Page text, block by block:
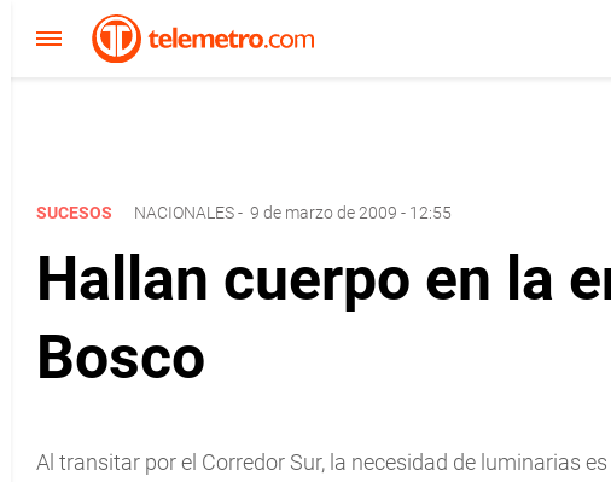
SUCESOS NACIONALES- 9 de marzo de 2009 - 12:55
Hallan cuerpo en la
Bosco
Al transitar por el Corredor Sur, la necesidad de luminarias